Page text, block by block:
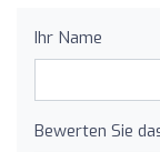
Ihr Name
Bewerten Sie